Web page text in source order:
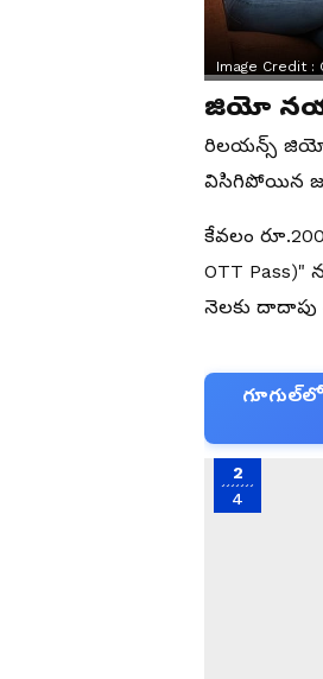
Image Credit :
జియో నయా
రిలయన్స్ జియో
విసిగిపోయిన
కేవలం
OTT
నెలకు దాదాపు
2
4